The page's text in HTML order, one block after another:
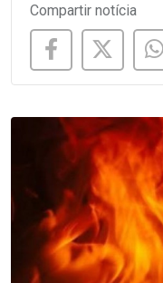
Compartir notícia